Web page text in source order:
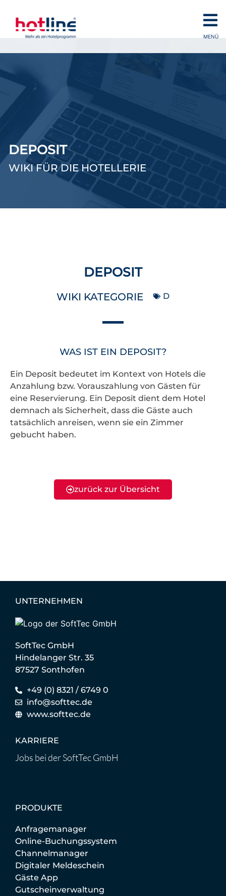
MENÜ
DEPOSIT
WIKI FÜR DIE HOTELLERIE
DEPOSIT
WIKI KATEGORIE D
WAS IST EIN DEPOSIT?
Ein Deposit bedeutet im Kontext von Hotels die
Anzahlung bzw. Vorauszahlung von Gästen für
eine Reservierung. Ein Deposit dient dem Hotel
demnach als Sicherheit, dass die Gäste auch
tatsächlich anreisen, wenn sie ein Zimmer
gebucht haben.
zurück zur Übersicht
UNTERNEHMEN
SoftTec GmbH
Hindelanger Str. 35
87527 Sonthofen
+49 (0) 8321 / 6749 0
info@softtec.de
www.softtec.de
KARRIERE
Jobs bei der SoftTec GmbH
PRODUKTE
Anfragemanager
Online-Buchungssystem
Channelmanager
Digitaler Meldeschein
Gäste App
Gutscheinverwaltung